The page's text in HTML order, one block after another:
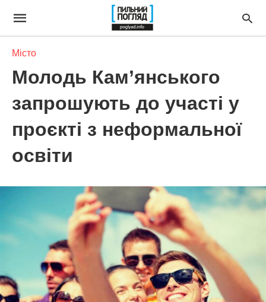
Місто
Молодь Кам’янського
запрошують до участі у
проєкті з неформальної
освіти